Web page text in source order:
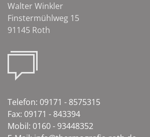
Walter Winkler
Finstermühlweg 15
91145 Roth
Telefon: 09171 - 8575315
Fax: 09171 - 843394
Mobil: 0160 - 93448352